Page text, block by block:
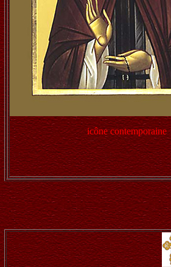
icône contemporaine